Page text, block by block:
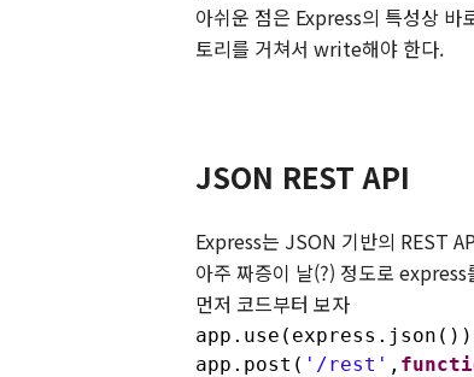
아쉬운 점은 Express의 특성상 바
토리를 거쳐서 write해야 한다.
JSON REST API
Express는 JSON 기반의 REST
아주 짜증이 날(?) 정도로 express
먼저 코드부터 보자
app.post( '/rest' ,